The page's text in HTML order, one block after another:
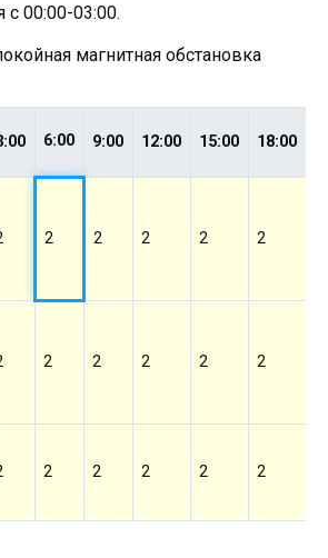
с 00:00-03:00.
магнитная обстановка
6:00 9:00 12:00 15:00 18:00
2 2 2 2 2
2 2 2 2 2
2 2 2 2 2